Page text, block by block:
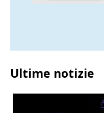
Ultime notizie